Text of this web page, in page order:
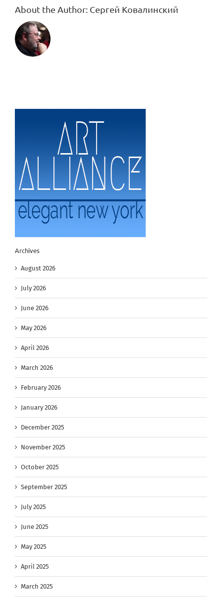
About the Author: Сергей Ковалинский
Archives
August 2026
July 2026
June 2026
May 2026
April 2026
March 2026
February 2026
January 2026
December 2025
November 2025
October 2025
September 2025
July 2025
June 2025
May 2025
April 2025
March 2025